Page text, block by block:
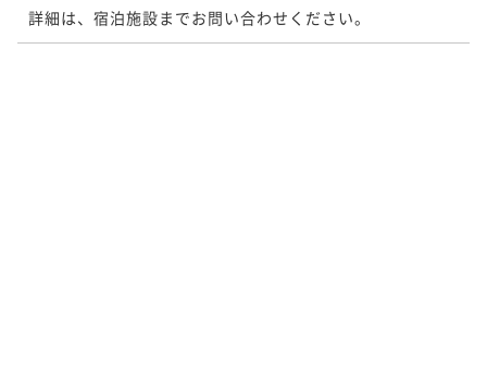
詳細は、宿泊施設までお問い合わせください。